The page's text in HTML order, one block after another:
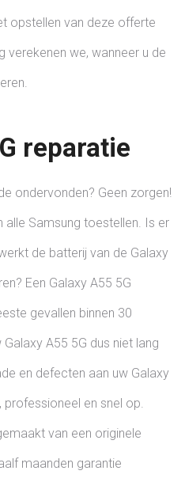
opstellen van deze offerte
verekenen we, wanneer u de
reparatie
ondervonden? Geen zorgen!
alle Samsung toestellen. Is er
de batterij van de Galaxy
Een Galaxy A55 5G
gevallen binnen 30
A55 5G dus niet lang
en defecten aan uw Galaxy
professioneel en snel op.
van een originele
maanden garantie